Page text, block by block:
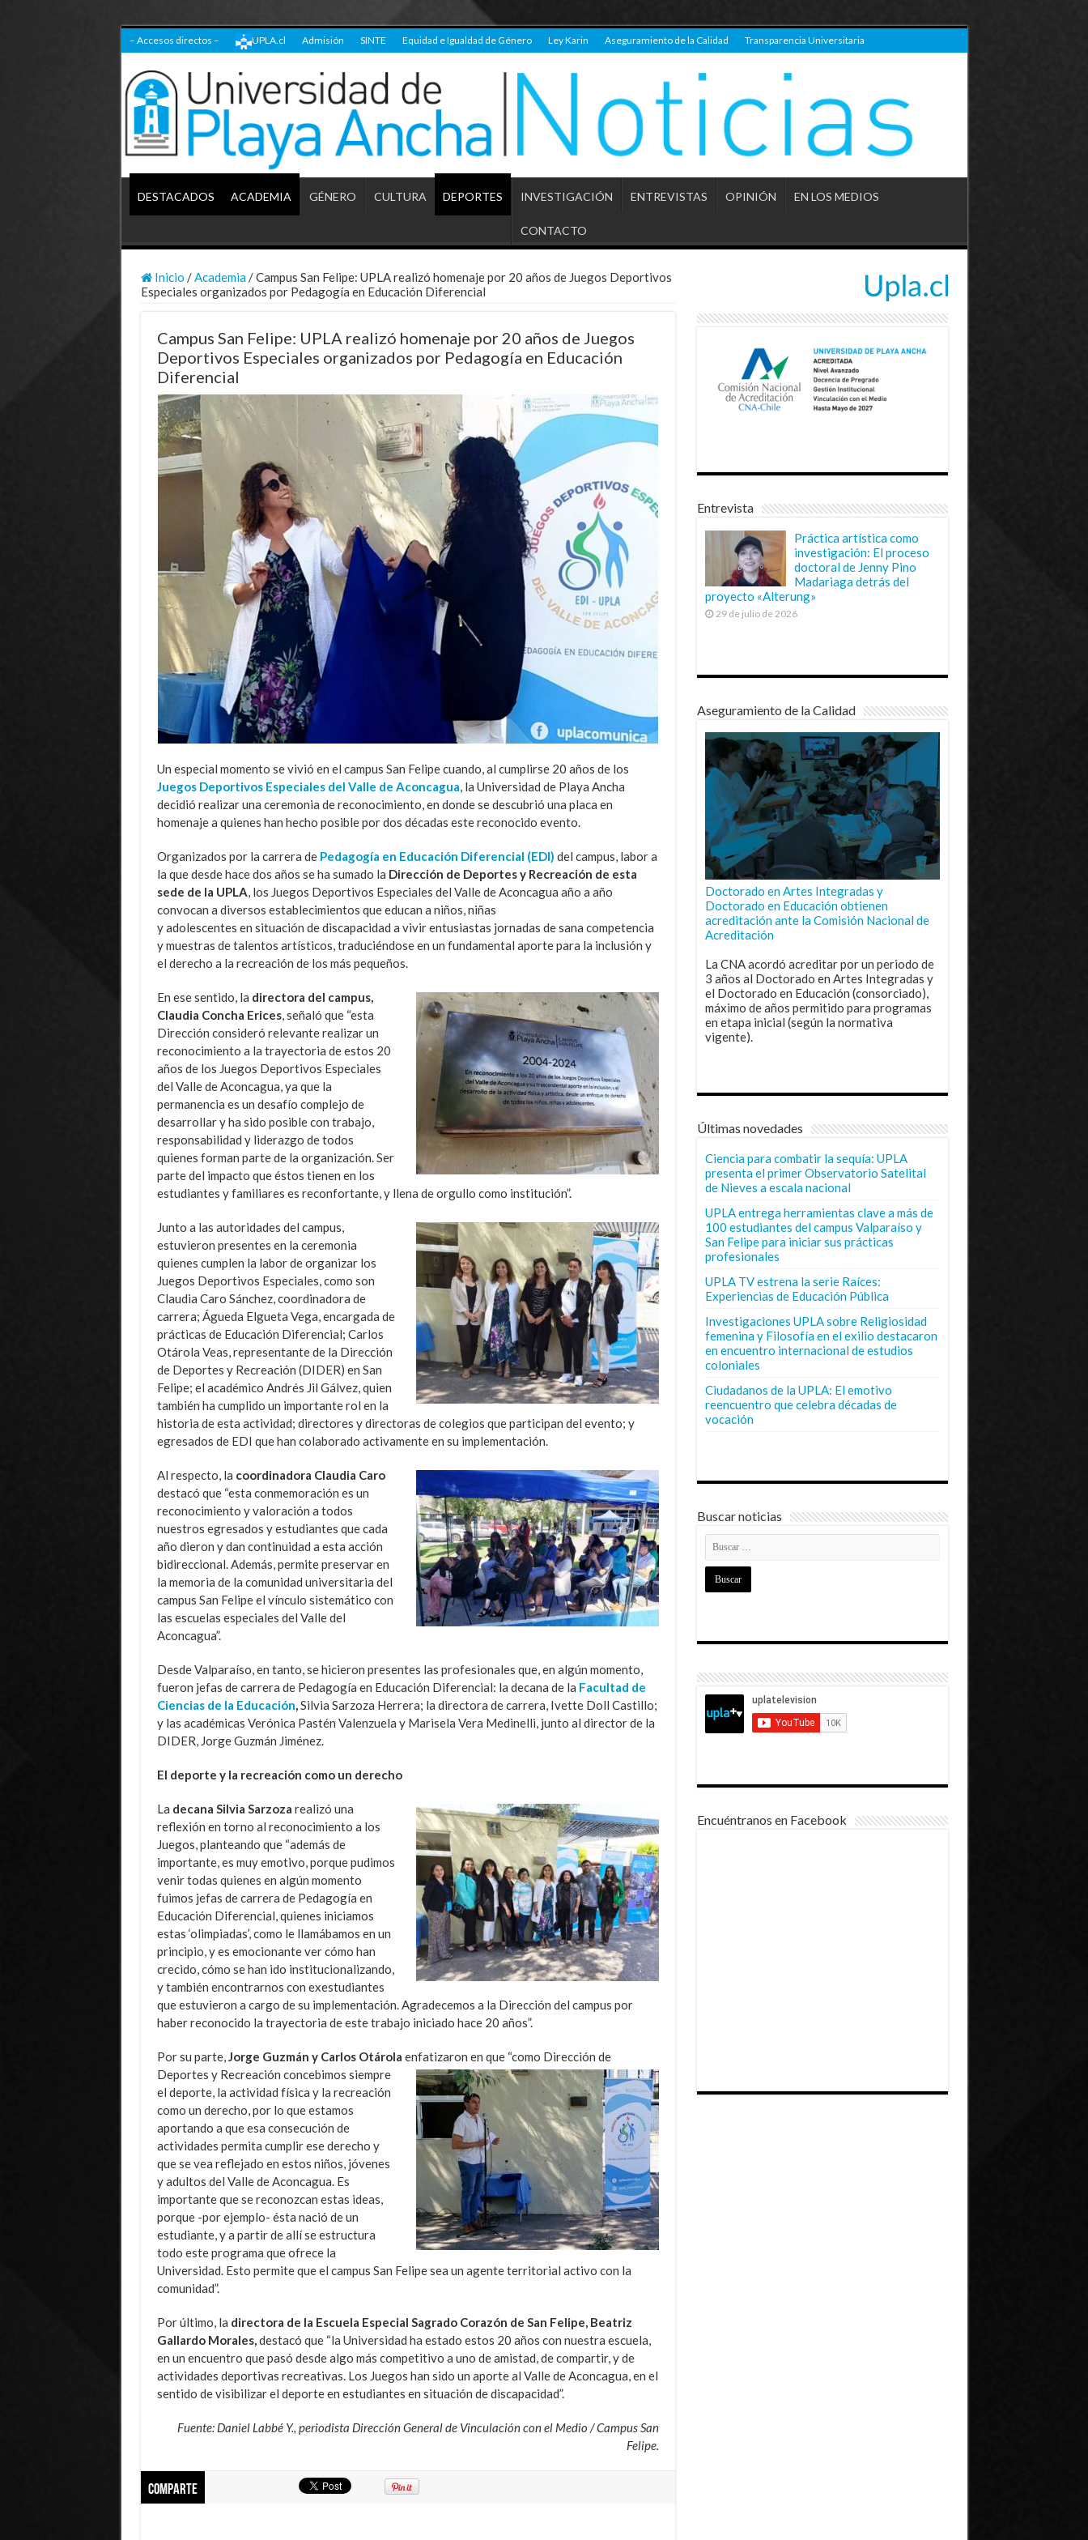
– Accesos directos – UPLA.cl Admisión SINTE Equidad e Igualdad de Género Ley Karin Aseguramiento de la Calidad Transparencia Universitaria
DESTACADOS ACADEMIA GÉNERO CULTURA DEPORTES INVESTIGACIÓN ENTREVISTAS OPINIÓN EN LOS MEDIOS
CONTACTO
Inicio / Academia /Campus San Felipe: UPLA realizó homenaje por 20 años de Juegos Deportivos
Especiales organizados por Pedagogía en Educación Diferencial
Campus San Felipe: UPLA realizó homenaje por 20 años de Juegos
Deportivos Especiales organizados por Pedagogía en Educación
Diferencial
Un especial momento se vivió en el campus San Felipe cuando, al cumplirse 20 años de los
Juegos Deportivos Especiales del Valle de Aconcagua, la Universidad de Playa Ancha
decidió realizar una ceremonia de reconocimiento, en donde se descubrió una placa en
homenaje a quienes han hecho posible por dos décadas este reconocido evento.
Organizados por la carrera de Pedagogía en Educación Diferencial (EDI) del campus, labor a
la que desde hace dos años se ha sumado la Dirección de Deportes y Recreación de esta
sede de la UPLA, los Juegos Deportivos Especiales del Valle de Aconcagua año a año
convocan a diversos establecimientos que educan a niños, niñas
y adolescentes en situación de discapacidad a vivir entusiastas jornadas de sana competencia
y muestras de talentos artísticos, traduciéndose en un fundamental aporte para la inclusión y
el derecho a la recreación de los más pequeños.
En ese sentido, la directora del campus,
Claudia Concha Erices, señaló que “esta
Dirección consideró relevante realizar un
reconocimiento a la trayectoria de estos 20
años de los Juegos Deportivos Especiales
del Valle de Aconcagua, ya que la
permanencia es un desafío complejo de
desarrollar y ha sido posible con trabajo,
responsabilidad y liderazgo de todos
quienes forman parte de la organización. Ser
parte del impacto que éstos tienen en los
estudiantes y familiares es reconfortante, y llena de orgullo como institución”.
Junto a las autoridades del campus,
estuvieron presentes en la ceremonia
quienes cumplen la labor de organizar los
Juegos Deportivos Especiales, como son
Claudia Caro Sánchez, coordinadora de
carrera; Águeda Elgueta Vega, encargada de
prácticas de Educación Diferencial; Carlos
Otárola Veas, representante de la Dirección
de Deportes y Recreación (DIDER) en San
Felipe; el académico Andrés Jil Gálvez, quien
también ha cumplido un importante rol en la
historia de esta actividad; directores y directoras de colegios que participan del evento; y
egresados de EDI que han colaborado activamente en su implementación.
Al respecto, la coordinadora Claudia Caro
destacó que “esta conmemoración es un
reconocimiento y valoración a todos
nuestros egresados y estudiantes que cada
año dieron y dan continuidad a esta acción
bidireccional. Además, permite preservar en
la memoria de la comunidad universitaria del
campus San Felipe el vínculo sistemático con
las escuelas especiales del Valle del
Aconcagua”.
Desde Valparaíso, en tanto, se hicieron presentes las profesionales que, en algún momento,
fueron jefas de carrera de Pedagogía en Educación Diferencial: la decana de la Facultad de
Ciencias de la Educación,Silvia Sarzoza Herrera; la directora de carrera, Ivette Doll Castillo;
y las académicas Verónica Pastén Valenzuela y Marisela Vera Medinelli, junto al director de la
DIDER, Jorge Guzmán Jiménez.
El deporte y la recreación como un derecho
La decana Silvia Sarzoza realizó una
reflexión en torno al reconocimiento a los
Juegos, planteando que “además de
importante, es muy emotivo, porque pudimos
venir todas quienes en algún momento
fuimos jefas de carrera de Pedagogía en
Educación Diferencial, quienes iniciamos
estas ‘olimpiadas’, como le llamábamos en un
principio, y es emocionante ver cómo han
crecido, cómo se han ido institucionalizando,
y también encontrarnos con exestudiantes
que estuvieron a cargo de su implementación. Agradecemos a la Dirección del campus por
haber reconocido la trayectoria de este trabajo iniciado hace 20 años”.
Por su parte,Jorge Guzmán y Carlos Otárola enfatizaron en que “como Dirección de
Deportes y Recreación concebimos siempre
el deporte, la actividad física y la recreación
como un derecho, por lo que estamos
aportando a que esa consecución de
actividades permita cumplir ese derecho y
que se vea reflejado en estos niños, jóvenes
y adultos del Valle de Aconcagua. Es
importante que se reconozcan estas ideas,
porque -por ejemplo- ésta nació de un
estudiante, y a partir de allí se estructura
todo este programa que ofrece la
Universidad. Esto permite que el campus San Felipe sea un agente territorial activo con la
comunidad”.
Por último, la directora de la Escuela Especial Sagrado Corazón de San Felipe, Beatriz
Gallardo Morales,destacó que “la Universidad ha estado estos 20 años con nuestra escuela,
en un encuentro que pasó desde algo más competitivo a uno de amistad, de compartir, y de
actividades deportivas recreativas. Los Juegos han sido un aporte al Valle de Aconcagua, en el
sentido de visibilizar el deporte en estudiantes en situación de discapacidad”.
Fuente: Daniel Labbé Y., periodista Dirección General de Vinculación con el Medio / Campus San
Felipe.
Comparte
Entrevista
Práctica artística como
investigación: El proceso
doctoral de Jenny Pino
Madariaga detrás del
proyecto «Alterung»
29 de julio de 2026
Aseguramiento de la Calidad
Doctorado en Artes Integradas y
Doctorado en Educación obtienen
acreditación ante la Comisión Nacional de
Acreditación
La CNA acordó acreditar por un periodo de
3 años al Doctorado en Artes Integradas y
el Doctorado en Educación (consorciado),
máximo de años permitido para programas
en etapa inicial (según la normativa
vigente).
Últimas novedades
Ciencia para combatir la sequía: UPLA
presenta el primer Observatorio Satelital
de Nieves a escala nacional
UPLA entrega herramientas clave a más de
100 estudiantes del campus Valparaíso y
San Felipe para iniciar sus prácticas
profesionales
UPLA TV estrena la serie Raíces:
Experiencias de Educación Pública
Investigaciones UPLA sobre Religiosidad
femenina y Filosofía en el exilio destacaron
en encuentro internacional de estudios
coloniales
Ciudadanos de la UPLA: El emotivo
reencuentro que celebra décadas de
vocación
Buscar noticias
Encuéntranos en Facebook